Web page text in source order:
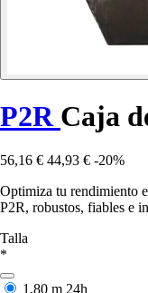
P2R Caja
56,16 € 44,93 € -20%
Optimiza tu rendimiento
P2R, robustos, fiables e
Talla
*
1,80 m 24h